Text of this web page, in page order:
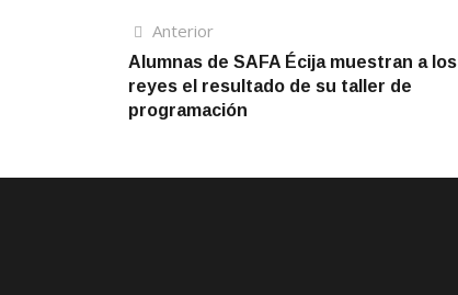
Navegación
de
entradas
AnteriorArtículo
anterior
Alumnas de SAFA Écija muestran a los
reyes el resultado de su taller de
programación